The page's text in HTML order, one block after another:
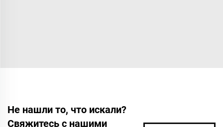
Не нашли то, что искали?
Свяжитесь с нашими